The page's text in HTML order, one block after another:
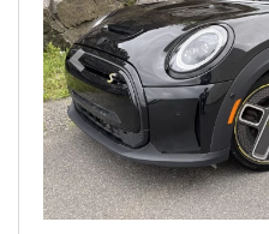
Previous